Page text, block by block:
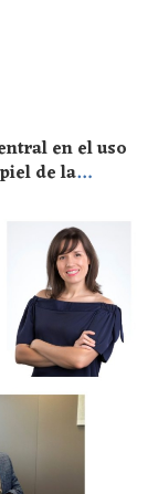
en el uso
de la